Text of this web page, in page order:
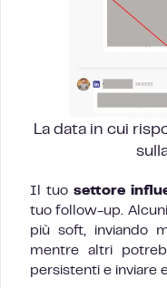
La data in cui
Il tuosettore
tuo follow-up.
più soft, inviando
mentre altri
persistenti e inviare